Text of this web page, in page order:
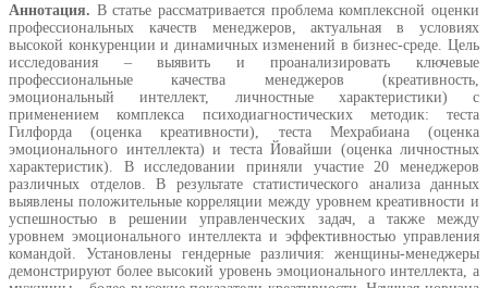
Аннотация. В статье рассматривается проблема комплексной оценки
профессиональных качеств менеджеров, актуальная в условиях
высокой конкуренции и динамичных изменений в бизнес-среде. Цель
исследования – выявить и проанализировать ключевые
профессиональные качества менеджеров (креативность,
эмоциональный интеллект, личностные характеристики) с
применением комплекса психодиагностических методик: теста
Гилфорда (оценка креативности), теста Мехрабиана (оценка
эмоционального интеллекта) и теста Йовайши (оценка личностных
характеристик). В исследовании приняли участие 20 менеджеров
различных отделов. В результате статистического анализа данных
выявлены положительные корреляции между уровнем креативности и
успешностью в решении управленческих задач, а также между
уровнем эмоционального интеллекта и эффективностью управления
командой. Установлены гендерные различия: женщины-менеджеры
демонстрируют более высокий уровень эмоционального интеллекта, а